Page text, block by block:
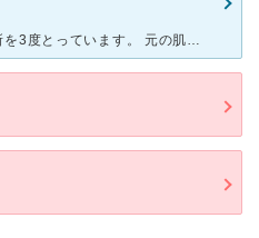
今まで計5箇所を2度ずつ、2箇所を3度とっています。 元の肌が白いから再発しやすいようで、何度も再発していますが、2度目は1つ無料だったりと(今は1500円)アフターケアがしっかりしているので満足で